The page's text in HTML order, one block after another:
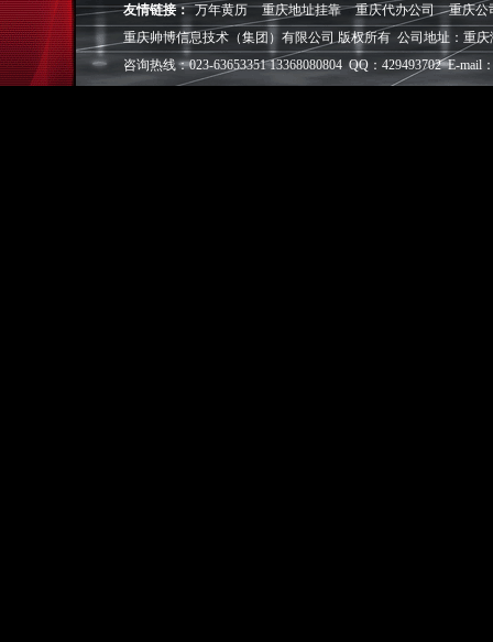
◎帅博——专业的团队
◎帅博 ——让网站突显
友情链接： 万年黄历 重庆地址挂靠 重庆代办公司
重庆公
重庆帅博信息技术（集团）有限公司 版权所有 公司地址：重
咨询热线：023-63653351 13368080804 QQ：429493702 E-mail